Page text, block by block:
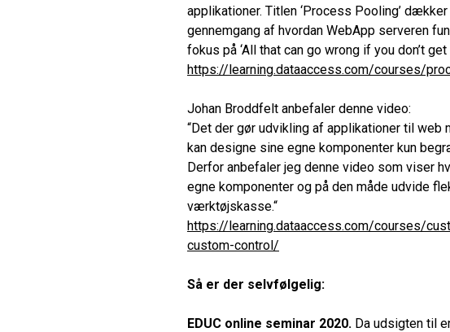
applikationer. Titlen ‘Process Pooling’
gennemgang af hvordan WebApp serveren
fokus på ‘All that can go wrong if you don’t get
https://learning.dataaccess.com/courses/
Johan Broddfelt anbefaler denne video:
“Det der gør udvikling af applikationer til web
kan designe sine egne komponenter kun
Derfor anbefaler jeg denne video som viser
egne komponenter og på den måde udvide
værktøjskasse.“
https://learning.dataaccess.com/courses/
custom-control/
Så er der selvfølgelig:
EDUC online seminar 2020. Da udsigten til